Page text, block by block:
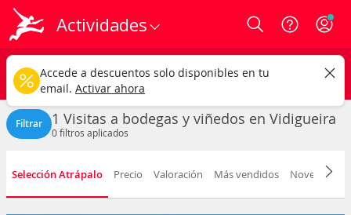
Actividades Login
Vidigueira ciudad
Visitas a bodegas y viñedos Cualquier fecha
CAMBIAR
Filtrar 1 Visitas a bodegas y viñedos en Vidigueira
0filtros aplicados
Selección Atrápalo Precio Valoración Más vendidos Novedad
Accede a descuentos solo disponibles en tu
email. Activar ahora